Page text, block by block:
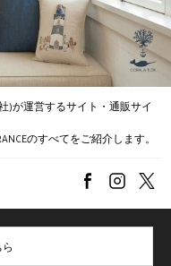
)が運営するサイト・通販サイ
のすべてをご紹介します。